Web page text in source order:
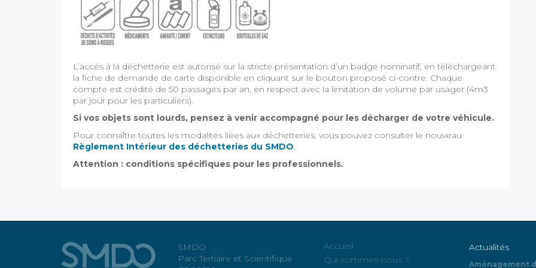
L’accès à la déchetterie est autorisé sur la stricte présentation d’un badge nominatif, en téléchargeant
la fiche de demande de carte disponible en cliquant sur le bouton proposé ci-contre. Chaque
compte est crédité de 50 passages par an, en respect avec la limitation de volume par usager (4m3
par jour pour les particuliers).
Si vos objets sont lourds, pensez à venir accompagné pour les décharger de votre véhicule.
Pour connaître toutes les modalités liées aux déchetteries, vous pouvez consulter le nouveau
Règlement Intérieur des déchetteries du SMDO.
Attention : conditions spécifiques pour les professionnels.
SMDO
Parc Tertiaire et Scientifique
Accueil
Qui sommes-nous ?
Actualités
Aménagement